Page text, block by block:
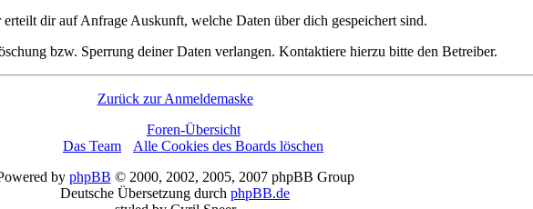
dir auf Anfrage Auskunft, welche Daten über dich gespeichert sind.
bzw. Sperrung deiner Daten verlangen. Kontaktiere hierzu bitte den Betreiber.
Zurück zur Anmeldemaske
Foren-Übersicht
Das Team
Alle Cookies des Boards löschen
by phpBB © 2000, 2002, 2005, 2007 phpBB Group
Deutsche Übersetzung durch phpBB.de